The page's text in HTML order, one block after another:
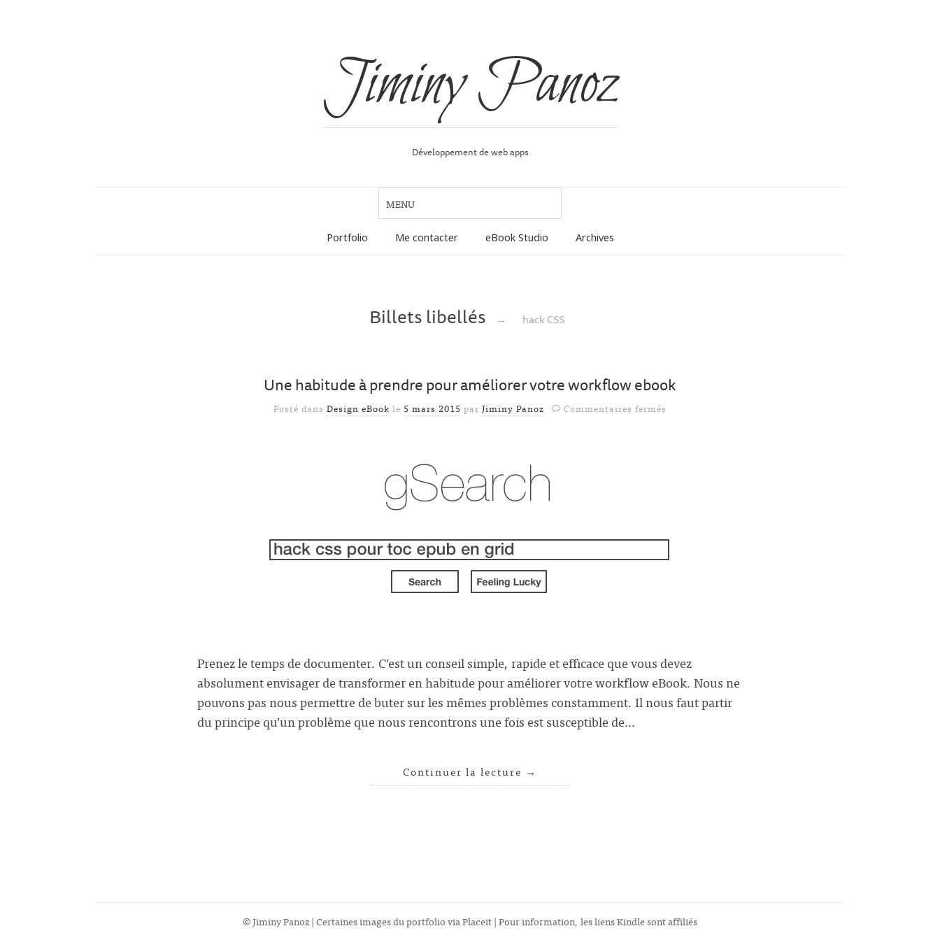
Jiminy Panoz
Développement de web apps
Portfolio Me contacter eBook Studio Archives
Billets libellés → hack CSS
Une habitude à prendre pour améliorer votre workflow ebook
Posté dans Design eBook le 5 mars 2015 par Jiminy Panoz Commentaires fermés
Prenez le temps de documenter. C’est un conseil simple, rapide et efficace que vous devez
absolument envisager de transformer en habitude pour améliorer votre workflow eBook. Nous ne
pouvons pas nous permettre de buter sur les mêmes problèmes constamment. Il nous faut partir
du principe qu’un problème que nous rencontrons une fois est susceptible de…
Continuer la lecture →
© Jiminy Panoz | Certaines images du portfolio viaPlaceit| Pour information, les liens Kindle sont affiliés